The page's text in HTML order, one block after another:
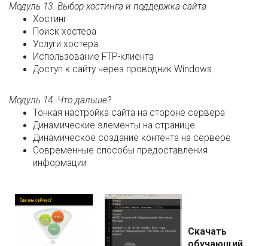
Модуль 13. Выбор хостинга и поддержка сайта
Хостинг
Поиск хостера
Услуги хостера
Использование FTP-клиента
Доступ к сайту через проводник Windows
Модуль 14. Что дальше?
Тонкая настройка сайта на стороне сервера
Динамические элементы на странице
Динамическое создание контента на сервере
Современные способы предоставления
информации
Скачать